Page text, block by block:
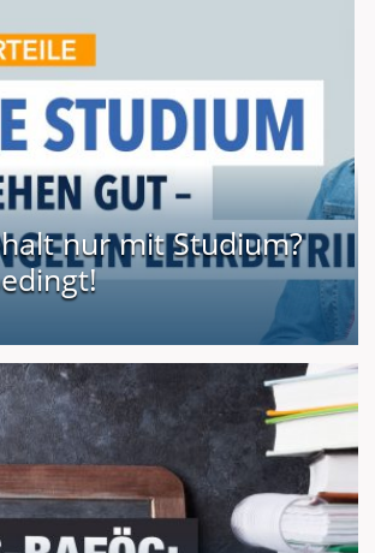
nur mit Studium?